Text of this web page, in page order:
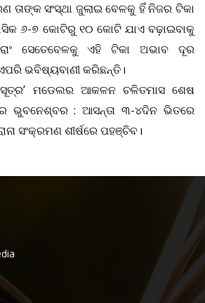
ତାଙ୍କ ସଂସ୍ଥା ଜୁଲାଇ ବେଳକୁ ହିଁ ନିଜର ଟିକା
୬-୭ କୋଟିରୁ ୧୦ କୋଟି ଯାଏ ବଢ଼ାଇବାକୁ
ସେତେବେଳକୁ ଏହି ଟିକା ଅଭାବ ଦୂର
ଭବିଷ୍ୟବାଣୀ କରିଛନ୍ତି।
ମଡେଲର ଆକଳନ ଚଳିତମାସ ଶେଷ
ଭୁବନେଶ୍ବର : ଆସନ୍ତା ୩-୪ଦିନ ଭିତରେ
ସଂକ୍ରମଣ ଶୀର୍ଷରେ ପହଞ୍ଚିବ।